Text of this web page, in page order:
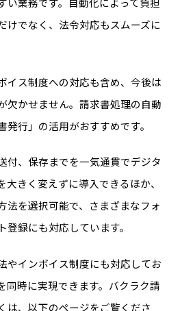
けでなく、法令対応もスムーズに
イス制度への対応も含め、今後は
欠かせません。請求書処理の自動
行」の活用がおすすめです。
付、保存までを一気通貫でデジタ
きく変えずに導入できるほか、
法を選択可能で、さまざまなフォ
録にも対応しています。
やインボイス制度にも対応してお
同時に実現できます。バクラク請
は、以下のページをご覧くださ